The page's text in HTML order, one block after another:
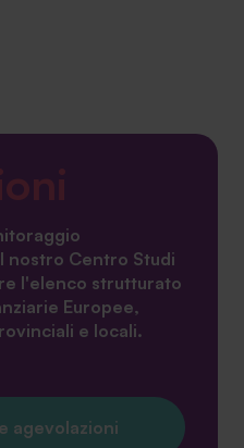
nostro Centro Studi
l'elenco strutturato
Europee,
e locali.
agevolazioni